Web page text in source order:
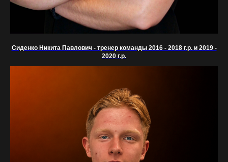
Сиденко Никита Павлович - тренер команды 2016 - 2018 г.р. и 2019 -
2020 г.р.
ОСТАВЬТЕ ЗАЯВКУ НАБЕСПЛАТНОЕ
Поможем подобрать группу
и ответим на все вопросы
Записаться в школу